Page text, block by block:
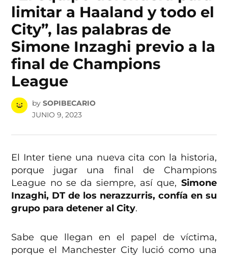
limitar a Haaland y todo el
City”, las palabras de
Simone Inzaghi previo a la
final de Champions
League
by SOPIBECARIO
JUNIO 9, 2023
El Inter tiene una nueva cita con la historia,
porque jugar una final de Champions
League no se da siempre, así que, Simone
Inzaghi, DT de los nerazzurris, confía en su
grupo para detener al City.
Sabe que llegan en el papel de víctima,
porque el Manchester City lució como una